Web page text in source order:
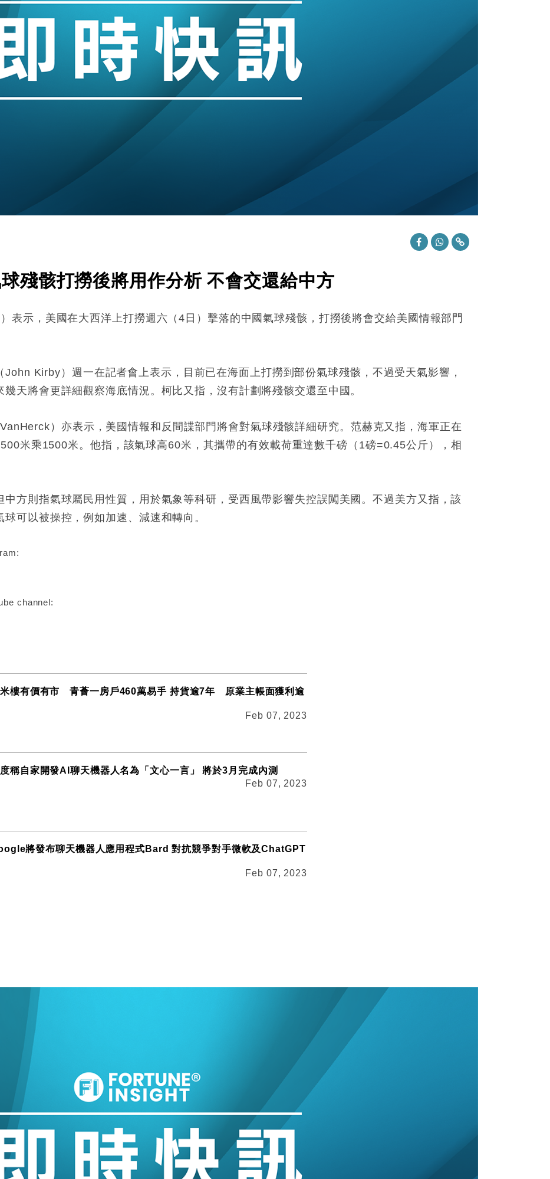
24%勝預期 貿易順差達1125億美元
4月單日斥6.28萬億日圓干預創新高
承認部分彈藥庫存緊張
4億美元押注未上市公司
殘骸打撈後將用作分析 不會交還給中方
表示，美國在大西洋上打撈週六（4日）擊落的中國氣球殘骸，打撈後將會交給美國情報部門
Kirby）週一在記者會上表示，目前已在海面上打撈到部份氣球殘骸，不過受天氣影響，
天將會更詳細觀察海底情況。柯比又指，沒有計劃將殘骸交還至中國。
）亦表示，美國情報和反間諜部門將會對氣球殘骸詳細研究。范赫克又指，海軍正在
米乘1500米。他指，該氣球高60米，其攜帶的有效載荷重達數千磅（1磅=0.45公斤），相
方則指氣球屬民用性質，用於氣象等科研，受西風帶影響失控誤闖美國。不過美方又指，該
可以被操控，例如加速、減速和轉向。
channel:
樓有價有市 青薈一房戶460萬易手 持貨逾7年 原業主帳面獲利逾
Feb 07, 2023
稱自家開發AI聊天機器人名為「文心一言」 將於3月完成內測
Feb 07, 2023
將發布聊天機器人應用程式Bard 對抗競爭對手微軟及ChatGPT
Feb 07, 2023